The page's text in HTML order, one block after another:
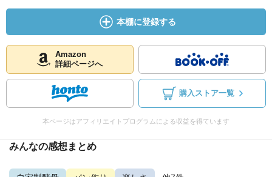
本棚に登録する
Amazon
詳細ページへ
購入ストア一覧
本ページはアフィリエイトプログラムによる収益を得ています
みんなの感想まとめ